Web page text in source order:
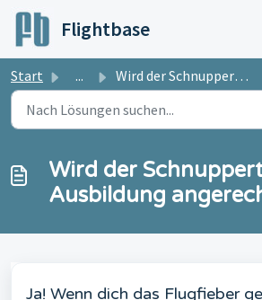
Zum hauptsächlichen Inhalt gehen
Flightbase
Start ... Wird der Schnuppertag an die Ausbildung angerechnet?
Wird der
Ausbildung
Ja! Wenn dich das Flugfieber